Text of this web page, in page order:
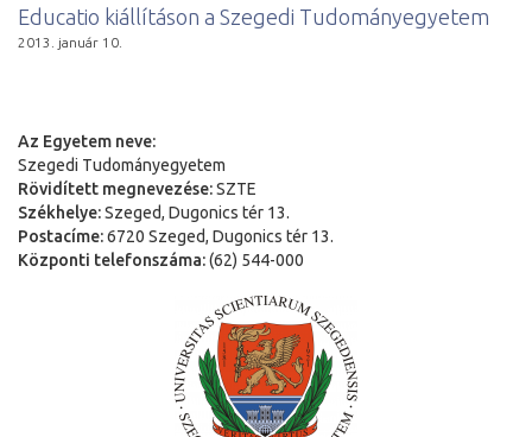
Educatio kiállításon a Szegedi Tudományegyetem
2013. január 10.
Az Egyetem neve:
Szegedi Tudományegyetem
Rövidített megnevezése:SZTE
Székhelye:Szeged, Dugonics tér 13.
Postacíme:6720 Szeged, Dugonics tér 13.
Központi telefonszáma:(62) 544-000